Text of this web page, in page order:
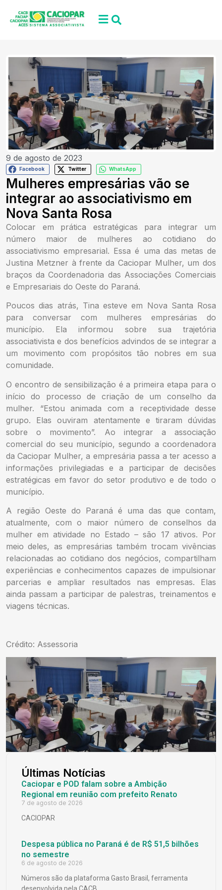
9 de agosto de 2023
Facebook Twitter WhatsApp
Mulheres empresárias vão se
integrar ao associativismo em
Nova Santa Rosa
Colocar em prática estratégicas para integrar um
número maior de mulheres ao cotidiano do
associativismo empresarial. Essa é uma das metas de
Justina Metzner à frente da Caciopar Mulher, um dos
braços da Coordenadoria das Associações Comerciais
e Empresariais do Oeste do Paraná.
Poucos dias atrás, Tina esteve em Nova Santa Rosa
para conversar com mulheres empresárias do
município. Ela informou sobre sua trajetória
associativista e dos benefícios advindos de se integrar a
um movimento com propósitos tão nobres em sua
comunidade.
O encontro de sensibilização é a primeira etapa para o
início do processo de criação de um conselho da
mulher. “Estou animada com a receptividade desse
grupo. Elas ouviram atentamente e tiraram dúvidas
sobre o movimento”. Ao integrar a associação
comercial do seu município, segundo a coordenadora
da Caciopar Mulher, a empresária passa a ter acesso a
informações privilegiadas e a participar de decisões
estratégicas em favor do setor produtivo e de todo o
município.
A região Oeste do Paraná é uma das que contam,
atualmente, com o maior número de conselhos da
mulher em atividade no Estado – são 17 ativos. Por
meio deles, as empresárias também trocam vivências
relacionadas ao cotidiano dos negócios, compartilham
experiências e conhecimentos capazes de impulsionar
parcerias e ampliar resultados nas empresas. Elas
ainda passam a participar de palestras, treinamentos e
viagens técnicas.
Crédito: Assessoria
Últimas Notícias
Caciopar e POD falam sobre a Ambição
Regional em reunião com prefeito Renato
7 de agosto de 2026
CACIOPAR
Despesa pública no Paraná é de R$ 51,5 bilhões
no semestre
6 de agosto de 2026
Números são da plataforma Gasto Brasil, ferramenta
desenvolvida pela CACB